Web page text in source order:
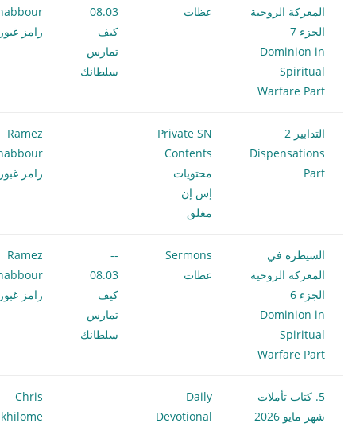
المعركة الروحية
الجزء 7
Dominion in
Spiritual
Warfare Part
عظات
08.03
كيف
تمارس
سلطانك
رامز
التدابير 2
Dispensations
Part
Private SN
Contents
محتويات
إس إن
مغلق
Ramez
رامز
السيطرة في
المعركة الروحية
الجزء 6
Dominion in
Spiritual
Warfare Part
Sermons
عظات
--
08.03
كيف
تمارس
سلطانك
Ramez
رامز
5. كتاب تأملات
شهر مايو 2026
Daily
Devotional
Chris